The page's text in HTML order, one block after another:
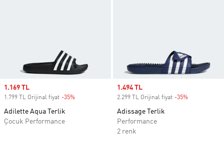
Sale price
1.169 TL
1.799 TL Orijinal fiyat -35%
Adilette Aqua Terlik
Çocuk Performance
Sale price
1.494 TL
2.299 TL Orijinal fiyat -35%
Adissage Terlik
Performance
2 renk